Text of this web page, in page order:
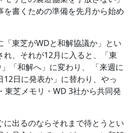
を書くための準備を先月から始め
「東芝がWDと和解協議か」とい
れ、それが12月に入ると、「東
「和解へ」に変わり、 「来週に
12日に発表か」に替わり、やっ
東芝メモリ・WD 3社から共同発
に出るのならそれまで待とうとい